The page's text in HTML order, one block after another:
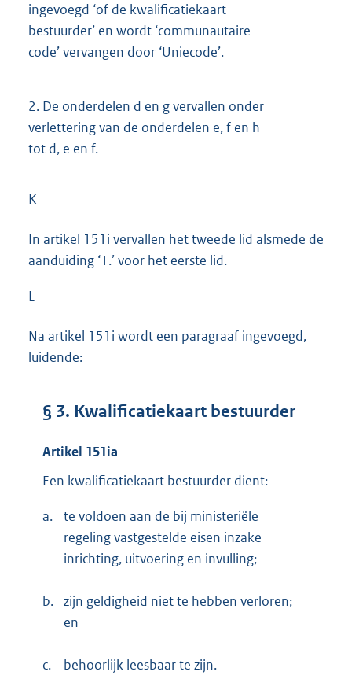
ingevoegd ‘of de kwalificatiekaart
bestuurder’ en wordt ‘communautaire
code’ vervangen door ‘Uniecode’.
2. De onderdelen d en g vervallen onder
verlettering van de onderdelen e, f en h
tot d, e en f.
K
In artikel 151i vervallen het tweede lid alsmede de
aanduiding ‘1.’ voor het eerste lid.
L
Na artikel 151i wordt een paragraaf ingevoegd,
luidende:
§ 3. Kwalificatiekaart bestuurder
Artikel 151ia
Een kwalificatiekaart bestuurder dient:
a.
te voldoen aan de bij ministeriële
regeling vastgestelde eisen inzake
inrichting, uitvoering en invulling;
b. zijn geldigheid niet te hebben verloren;
en
c. behoorlijk leesbaar te zijn.